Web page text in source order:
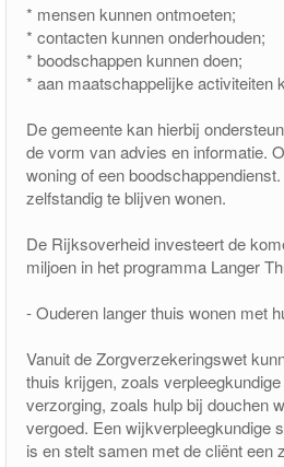
* mensen kunnen ontmoeten;
* contacten kunnen onderhouden;
* boodschappen kunnen doen;
* aan maatschappelijke activiteiten
De gemeente kan hierbij
de vorm van advies en informatie.
woning of een
zelfstandig te blijven wonen.
De Rijksoverheid investeert de
miljoen in het programma Langer
- Ouderen langer thuis wonen met
Vanuit de Zorgverzekeringswet
thuis krijgen, zoals
verzorging, zoals hulp bij douchen
vergoed. Een wijkverpleegkundige
is en stelt samen met de cliënt een